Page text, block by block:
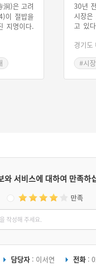
洞)은 고려
이 절밥을
지명이다.
표기해서
리라 칭
왕과 관
30년
시장
고 있
사람들
는데
경기도
#시장
서비스에 대하여 만족하
만족
담당자 : 이서연 전화 :